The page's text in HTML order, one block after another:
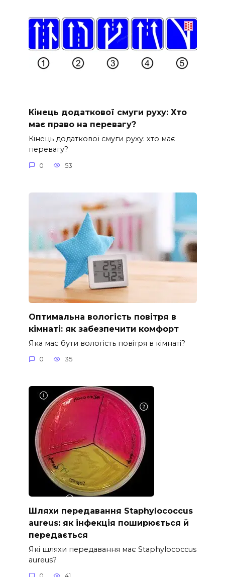
Кінець додаткової смуги руху: Хто
має право на перевагу?
Кінець додаткової смуги руху: хто має
перевагу?
0 53
Оптимальна вологість повітря в
кімнаті: як забезпечити комфорт
Яка має бути вологість повітря в кімнаті?
0 35
Шляхи передавання Staphylococcus
aureus: як інфекція поширюється й
передається
Які шляхи передавання має Staphylococcus
aureus?